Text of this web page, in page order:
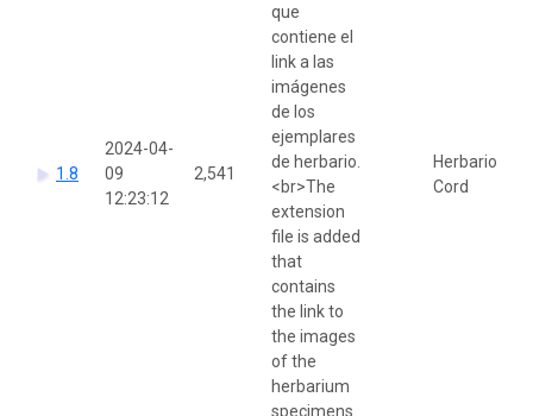
1.8
2024-04-
09
12:23:12
2,541
que
contiene el
link a las
imágenes
de los
ejemplares
de herbario.
<br>The
extension
file is added
that
contains
the link to
the images
of the
herbarium
specimens.
Herbario
Cord